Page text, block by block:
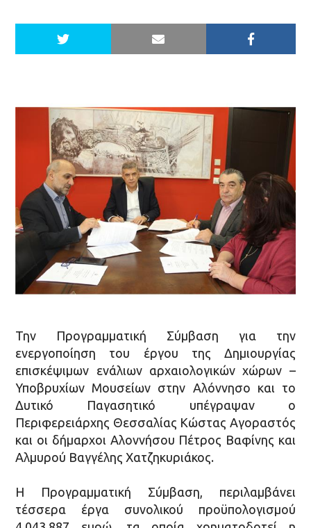
Την Προγραμματική Σύμβαση για την
ενεργοποίηση του έργου της Δημιουργίας
επισκέψιμων ενάλιων αρχαιολογικών χώρων –
Υποβρυχίων Μουσείων στην Αλόννησο και το
Δυτικό Παγασητικό υπέγραψαν ο
Περιφερειάρχης Θεσσαλίας Κώστας Αγοραστός
και οι δήμαρχοι Αλοννήσου Πέτρος Βαφίνης και
Αλμυρού Βαγγέλης Χατζηκυριάκος.
Η Προγραμματική Σύμβαση, περιλαμβάνει
τέσσερα έργα συνολικού προϋπολογισμού